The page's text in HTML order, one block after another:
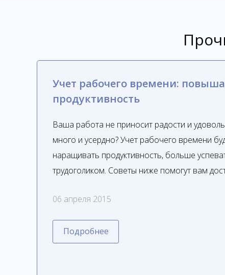
Учет рабочего времени:
продуктивность
Ваша работа не приносит радости и
много и усердно? Учет рабочего времени
наращивать продуктивность, больше
трудоголиком. Советы ниже помогут вам
06 апреля 2015
Подробнее